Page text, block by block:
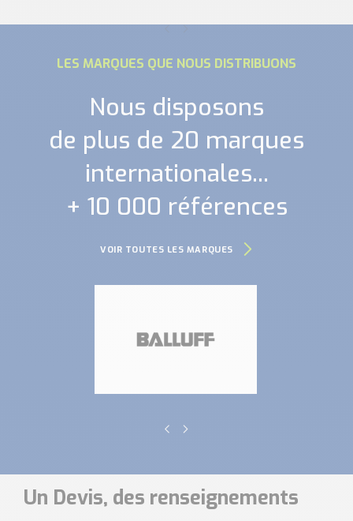
LES MARQUES QUE NOUS DISTRIBUONS
Nous disposons
de plus de 20 marques
internationales...
+ 10 000 références
VOIR TOUTES LES MARQUES
Un Devis, des renseignements